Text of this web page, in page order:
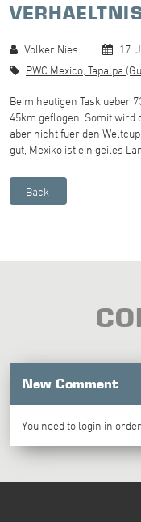
Volker Nies
17.
PWC Mexico, Tapalpa
Beim heutigen Task ueber
45km geflogen. Somit wird
aber nicht fuer den
gut, Mexiko ist ein geiles
New Comment
You need to login in